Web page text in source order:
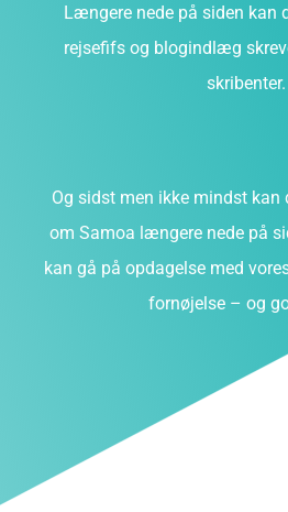
Længere nede på siden kan
rejsefifs og blogindlæg
skribenter.
Og sidst men ikke mindst
om Samoa længere nede på
kan gå på opdagelse med
fornøjelse – og